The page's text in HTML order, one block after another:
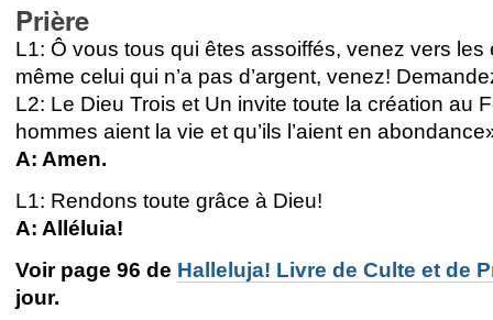
Prière
L1: Ô vous tous qui êtes assoiffés, venez vers les
même celui qui n’a pas d’argent, venez!
L2: Le Dieu Trois et Un invite toute la création au
hommes aient la vie et qu’ils l’aient en
A: Amen.
L1: Rendons toute grâce à Dieu!
A: Alléluia!
Voir page 96 de Halleluja! Livre de Culte et de
jour.